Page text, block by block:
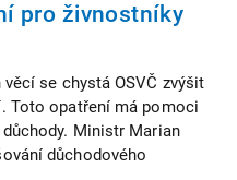
pro živnostníky
se chystá OSVČ zvýšit
Toto opatření má pomoci
Ministr Marian
důchodového